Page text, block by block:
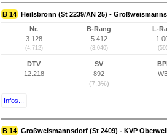
B 14 Heilsbronn (St 2239/AN 25) -
Nr.
3.128
(4.712)
B-Rang
5.412
(3.040)
L-
DTV
12.218
SV
892
(7,3%)
Infos...
B 14 Großweismannsdorf (St 2409) - KVP